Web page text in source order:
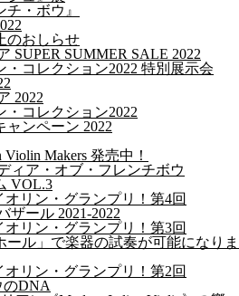
・ボウ』
のおしらせ
SUPER SUMMER SALE 2022
コレクション2022 特別展示会
2022
コレクション2022
ンペーン 2022
Violin Makers 発売中！
ィア・オブ・フレンチボウ
VOL.3
リン・グランプリ！第4回
ザール 2021-2022
リン・グランプリ！第3回
ル」で楽器の試奏が可能になりま
リン・グランプリ！第2回
のDNA